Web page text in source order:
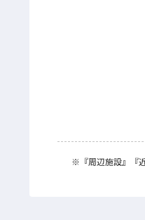
※ 『周辺施設』 『